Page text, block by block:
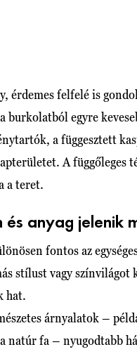
érdemes felfelé is
burkolatból egyre
a függesztett
A függőleges
a teret.
és anyag jelenik
fontos az
stílust vagy színvilágot
hat.
árnyalatok –
natúr fa – nyugodtabb